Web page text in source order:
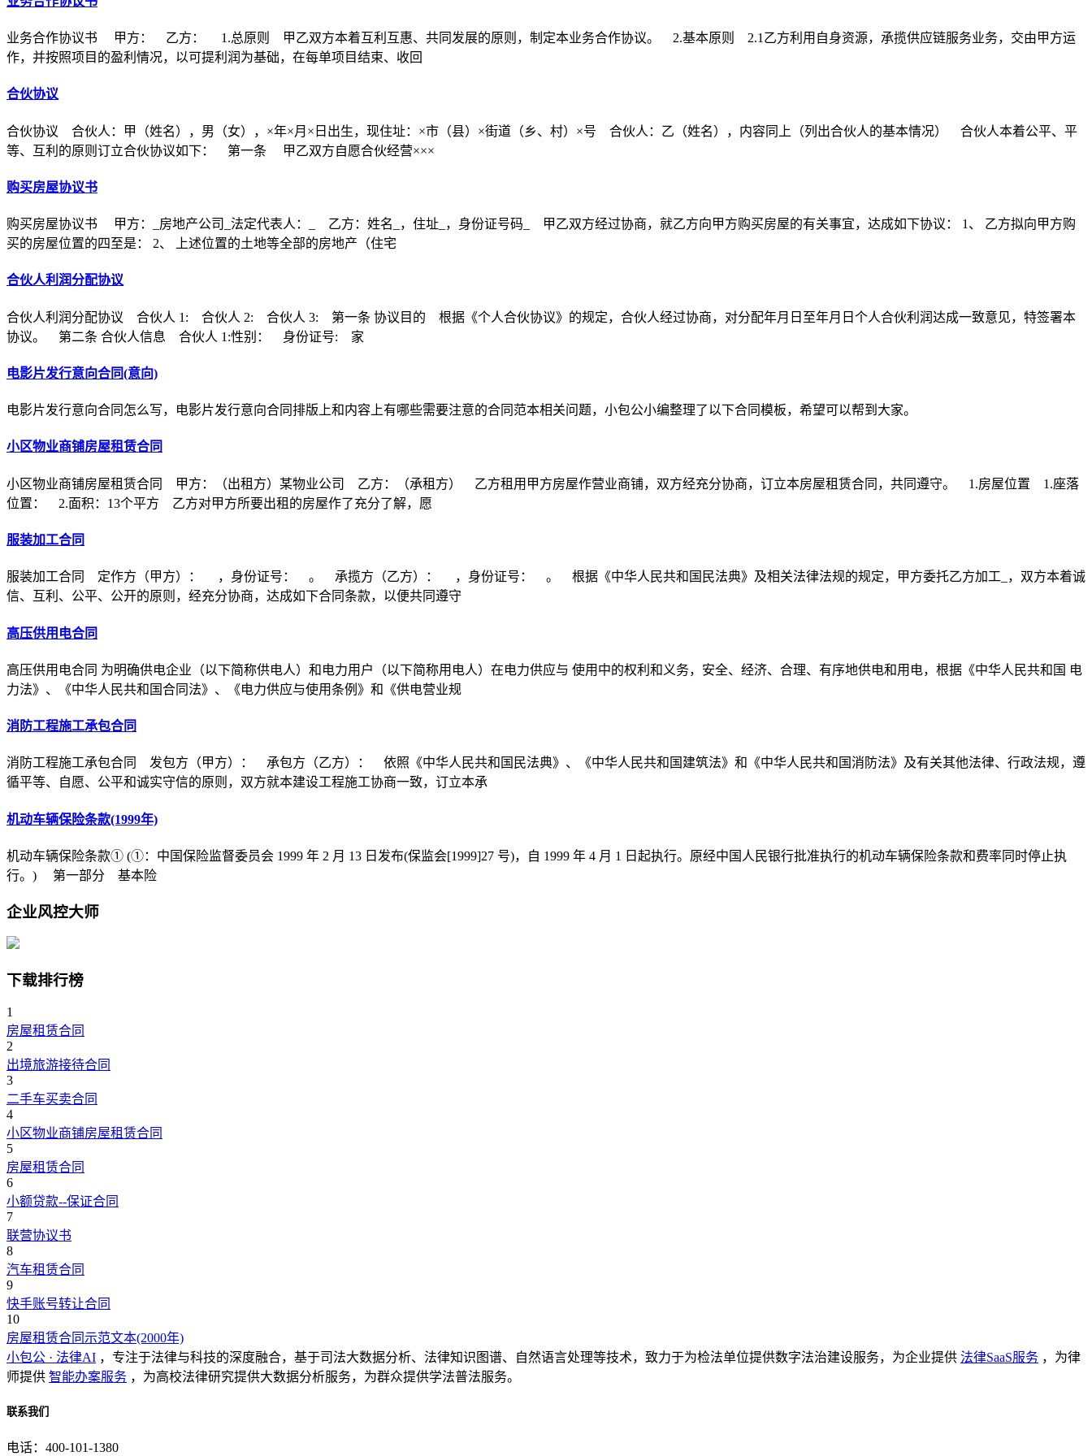
业务合作协议书 甲方： 乙方： 1.总原则 甲乙双方本着互利互惠、共同发展的原则，制定本业务合作协议。 2.基本原则 2.1乙方利用自身资源，承揽供应链服务业务，交由甲方运
作，并按照项目的盈利情况，以可提利润为基础，在每单项目结束、收回
合伙协议
合伙协议 合伙人：甲（姓名），男（女），×年×月×日出生，现住址：×市（县）×街道（乡、村）×号 合伙人：乙（姓名），内容同上（列出合伙人的基本情况） 合伙人本着公平、平
等、互利的原则订立合伙协议如下： 第一条 甲乙双方自愿合伙经营×××
购买房屋协议书
购买房屋协议书 甲方：_房地产公司_法定代表人：_ 乙方：姓名_，住址_，身份证号码_ 甲乙双方经过协商，就乙方向甲方购买房屋的有关事宜，达成如下协议： 1、 乙方拟向甲方购
买的房屋位置的四至是： 2、 上述位置的土地等全部的房地产（住宅
合伙人利润分配协议
合伙人利润分配协议 合伙人 1: 合伙人 2: 合伙人 3: 第一条 协议目的 根据《个人合伙协议》的规定，合伙人经过协商，对分配年月日至年月日个人合伙利润达成一致意见，特签署本
协议。 第二条 合伙人信息 合伙人 1:性别： 身份证号: 家
电影片发行意向合同(意向)
电影片发行意向合同怎么写，电影片发行意向合同排版上和内容上有哪些需要注意的合同范本相关问题，小包公小编整理了以下合同模板，希望可以帮到大家。
小区物业商铺房屋租赁合同
小区物业商铺房屋租赁合同 甲方：（出租方）某物业公司 乙方：（承租方） 乙方租用甲方房屋作营业商铺，双方经充分协商，订立本房屋租赁合同，共同遵守。 1.房屋位置 1.座落
位置： 2.面积：13个平方 乙方对甲方所要出租的房屋作了充分了解，愿
服装加工合同
服装加工合同 定作方（甲方）： ，身份证号： 。 承揽方（乙方）： ，身份证号： 。 根据《中华人民共和国民法典》及相关法律法规的规定，甲方委托乙方加工_，双方本着诚
信、互利、公平、公开的原则，经充分协商，达成如下合同条款，以便共同遵守
高压供用电合同
高压供用电合同 为明确供电企业（以下简称供电人）和电力用户（以下简称用电人）在电力供应与 使用中的权利和义务，安全、经济、合理、有序地供电和用电，根据《中华人民共和国 电
力法》、《中华人民共和国合同法》、《电力供应与使用条例》和《供电营业规
消防工程施工承包合同
消防工程施工承包合同 发包方（甲方）： 承包方（乙方）： 依照《中华人民共和国民法典》、《中华人民共和国建筑法》和《中华人民共和国消防法》及有关其他法律、行政法规，遵
循平等、自愿、公平和诚实守信的原则，双方就本建设工程施工协商一致，订立本承
机动车辆保险条款(1999年)
机动车辆保险条款① (①：中国保险监督委员会 1999 年 2 月 13 日发布(保监会[1999]27 号)，自 1999 年 4 月 1 日起执行。原经中国人民银行批准执行的机动车辆保险条款和费率同时停止执
行。) 第一部分 基本险
企业风控大师
下载排行榜
1
房屋租赁合同
2
出境旅游接待合同
3
二手车买卖合同
4
小区物业商铺房屋租赁合同
5
房屋租赁合同
6
小额贷款--保证合同
7
联营协议书
8
汽车租赁合同
9
快手账号转让合同
10
房屋租赁合同示范文本(2000年)
小包公 · 法律AI ，专注于法律与科技的深度融合，基于司法大数据分析、法律知识图谱、自然语言处理等技术，致力于为检法单位提供数字法治建设服务，为企业提供 法律SaaS服务 ，为律
师提供 智能办案服务 ，为高校法律研究提供大数据分析服务，为群众提供学法普法服务。
联系我们
电话：400-101-1380